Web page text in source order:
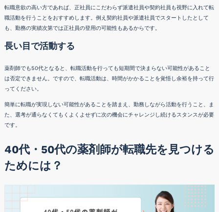
転職意欲の高い方であれば、正社員にこだわらず派遣社員や契約社員も視野に入れて転
職活動を行うことをおすすめします。例え契約社員や派遣社員でスタートしたとして
も、勤務の実績次第では正社員の登用の可能性もあるからです。
長い目で活動する
薬剤師でも50代となると、転職活動を行っても短期間で決まらない可能性があること
は否定できません。ですので、転職活動は、時間がかかることを覚悟し余裕を持って行
ってください。
簡単に転職が実現しない可能性があることを踏まえ、勤務しながら活動を行うこと、ま
た、選考が通らなくてもくよくよせずに次の機会にチャレンジし続けるスタンスが必要
です。
40代・50代の薬剤師が転職先を見つける
ためには？